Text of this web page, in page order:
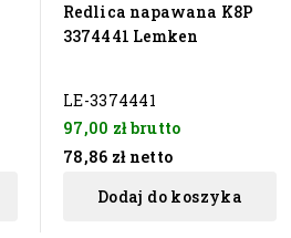
Redlica napawana K8P
3374441 Lemken
LE-3374441
97,00 złbrutto
78,86 zł netto
Dodaj do koszyka